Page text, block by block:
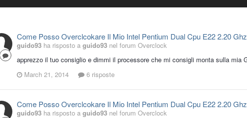
Come Posso Overclcokare Il Mio Intel Pentium Dual Cpu E22 2.20 Ghz
guido93 ha risposto a guido93 nel forum Overclock
apprezzo il tuo consiglio e dimmi il processore che mi consigli monta sulla mia
March 21, 2014
6 risposte
Come Posso Overclcokare Il Mio Intel Pentium Dual Cpu E22 2.20 Ghz
guido93 ha risposto a guido93 nel forum Overclock